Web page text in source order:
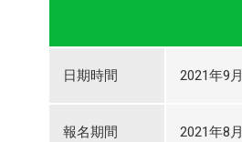
日期時間 2021年9
報名期間 2021年8